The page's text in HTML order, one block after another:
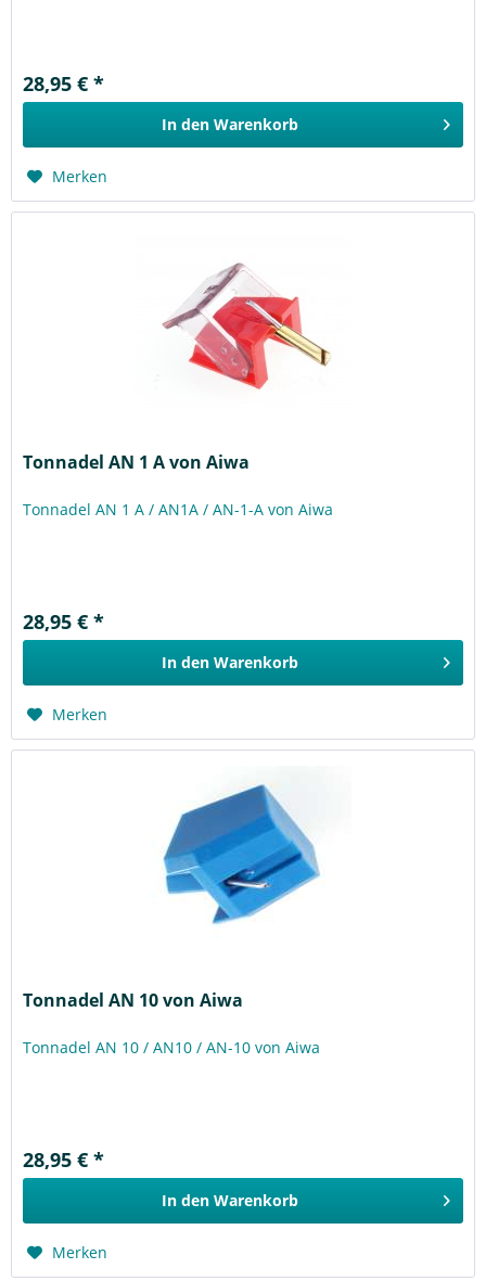
28,95 € *
In den Warenkorb
Merken
Tonnadel AN 1 A von Aiwa
Tonnadel AN 1 A / AN1A / AN-1-A von Aiwa
28,95 € *
In den Warenkorb
Merken
Tonnadel AN 10 von Aiwa
Tonnadel AN 10 / AN10 / AN-10 von Aiwa
28,95 € *
In den Warenkorb
Merken